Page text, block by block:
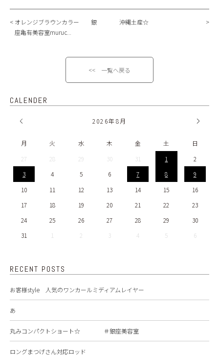
オレンジブラウンカラー 銀
座亀有美容室muruc...
沖縄土産☆
<< 一覧へ戻る
CALENDER
2026年8月
月 火 水 木 金 土
日
27
28 29 30 31 1
2
3
4 5 6 7 8
9
10
11 12 13 14 15
16
17
18 19 20 21 22
23
24
25 26 27 28 29
30
31
1 2 3 4 5 6
RECENT POSTS
お客様style 人気のワンカールミディアムレイヤー
あ
丸みコンパクトショート☆ ＃銀座美容室
ロングまつげさん対応ロッド